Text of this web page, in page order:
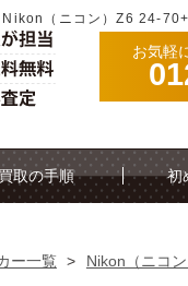
Nikon（ニコン）Z6 24-
お気軽
取の手順 初
ー一覧 > Nikon（ニコン